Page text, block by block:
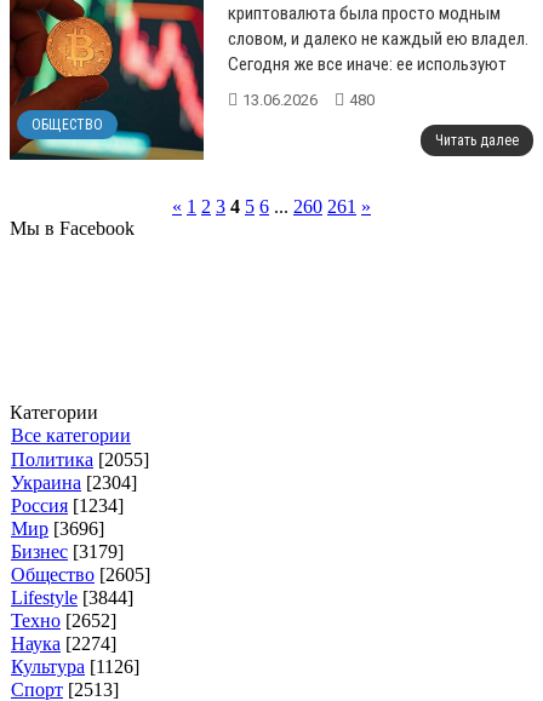
ОБЩЕСТВО
криптовалюта была просто модным
словом, и далеко не каждый ею владел.
Сегодня же все иначе: ее используют
для инвестиций, оплаты труда,
13.06.2026 480
Читать далее
« 1 2 3 4 5 6 ... 260 261 »
Мы в Facebook
Категории
Все категории
Политика [2055]
Украина [2304]
Россия [1234]
Мир [3696]
Бизнес [3179]
Общество [2605]
Lifestyle [3844]
Техно [2652]
Наука [2274]
Культура [1126]
Спорт [2513]